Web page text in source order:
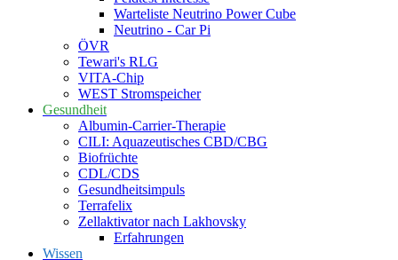
Warteliste Neutrino Power Cube
Neutrino - Car Pi
ÖVR
Tewari's RLG
VITA-Chip
WEST Stromspeicher
Gesundheit
Albumin-Carrier-Therapie
CILI: Aquazeutisches CBD/CBG
Biofrüchte
CDL/CDS
Gesundheitsimpuls
Terrafelix
Zellaktivator nach Lakhovsky
Erfahrungen
Wissen